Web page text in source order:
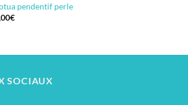
pendentif perle
€
SOCIAUX